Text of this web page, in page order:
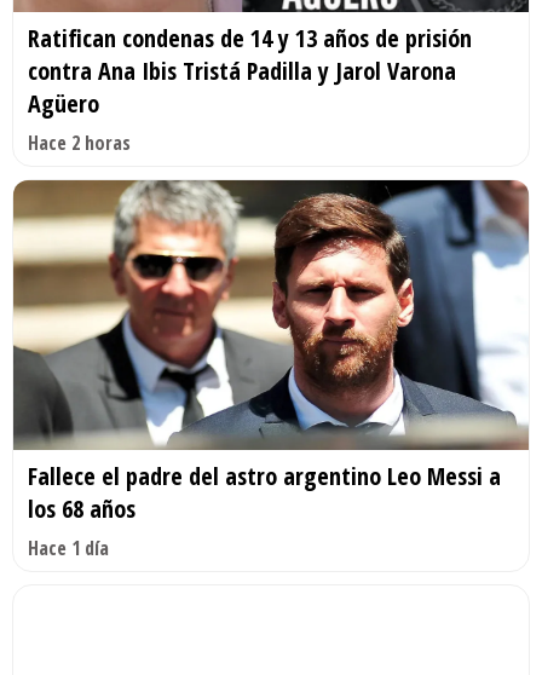
Ratifican condenas de 14 y 13 años de prisión
contra Ana Ibis Tristá Padilla y Jarol Varona
Agüero
Hace 2 horas
Fallece el padre del astro argentino Leo Messi a
los 68 años
Hace 1 día